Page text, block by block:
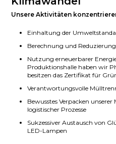
Unsere Aktivitäten
Einhaltung der
Berechnung und
Nutzung erneuerbarer
Produktionshalle haben wir
besitzen das Zertifikat für
Verantwortungsvolle
Bewusstes Verpacken
logistischer Prozesse
Sukzessiver Austausch von
LED-Lampen